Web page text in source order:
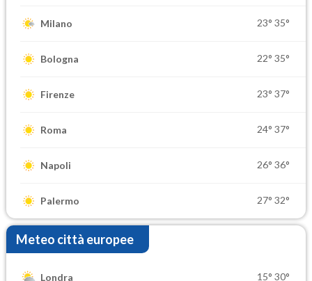
Milano 23° 35°
Bologna 22° 35°
Firenze 23° 37°
Roma 24° 37°
Napoli 26° 36°
Palermo 27° 32°
Meteo città europee
Londra 15° 30°